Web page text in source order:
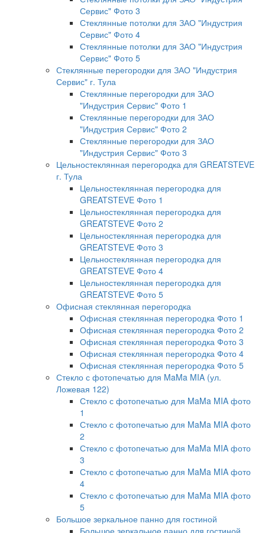
Сервис" Фото 3
Стеклянные потолки для ЗАО "Индустрия
Сервис" Фото 4
Стеклянные потолки для ЗАО "Индустрия
Сервис" Фото 5
Стеклянные перегородки для ЗАО "Индустрия
Сервис" г. Тула
Стеклянные перегородки для ЗАО
"Индустрия Сервис" Фото 1
Стеклянные перегородки для ЗАО
"Индустрия Сервис" Фото 2
Стеклянные перегородки для ЗАО
"Индустрия Сервис" Фото 3
Цельностеклянная перегородка для GREATSTEVE
г. Тула
Цельностеклянная перегородка для
GREATSTEVE Фото 1
Цельностеклянная перегородка для
GREATSTEVE Фото 2
Цельностеклянная перегородка для
GREATSTEVE Фото 3
Цельностеклянная перегородка для
GREATSTEVE Фото 4
Цельностеклянная перегородка для
GREATSTEVE Фото 5
Офисная стеклянная перегородка
Офисная стеклянная перегородка Фото 1
Офисная стеклянная перегородка Фото 2
Офисная стеклянная перегородка Фото 3
Офисная стеклянная перегородка Фото 4
Офисная стеклянная перегородка Фото 5
Стекло с фотопечатью для MaMa MIA (ул.
Ложевая 122)
Стекло с фотопечатью для MaMa MIA фото
1
Стекло с фотопечатью для MaMa MIA фото
2
Стекло с фотопечатью для MaMa MIA фото
3
Стекло с фотопечатью для MaMa MIA фото
4
Стекло с фотопечатью для MaMa MIA фото
5
Большое зеркальное панно для гостиной